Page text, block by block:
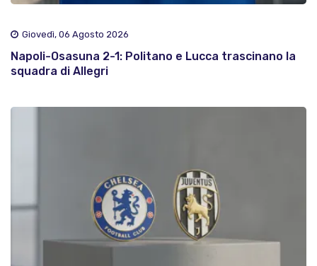
Giovedì, 06 Agosto 2026
Napoli-Osasuna 2-1: Politano e Lucca trascinano la
squadra di Allegri